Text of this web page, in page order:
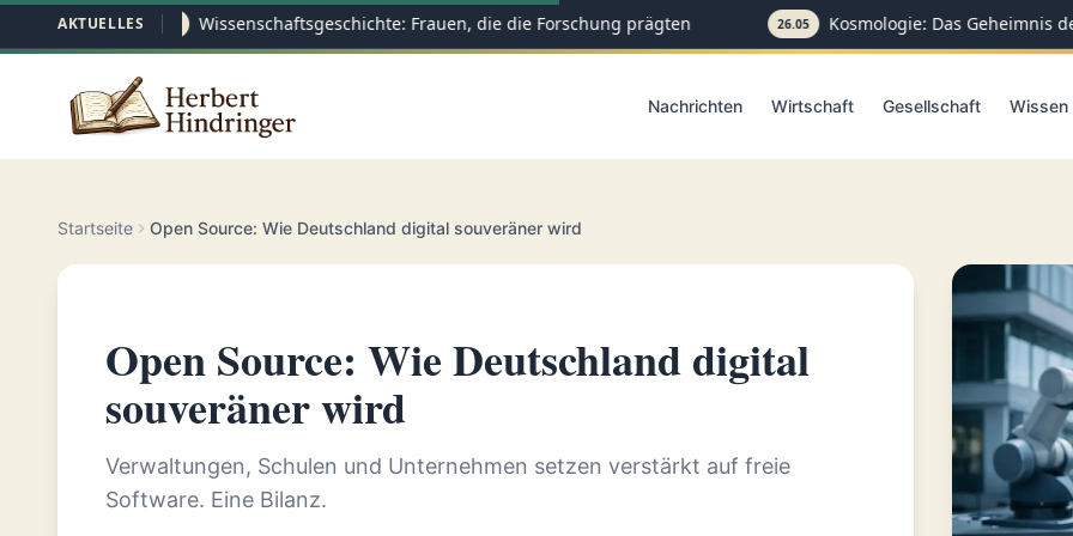
AKTUELLES26.05 Wissenschaftsgeschichte: Frauen, die die Forschung prägten 26.05 Kosmologie: Das Geheimnis
Nachrichten Wirtschaft Gesellschaft Wissen
Startseite Open Source: Wie Deutschland digital souveräner wird
Open Source: Wie Deutschland digital
souveräner wird
Verwaltungen, Schulen und Unternehmen setzen verstärkt auf freie
Software. Eine Bilanz.